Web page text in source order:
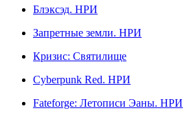
Блэксэд. НРИ
Запретные земли. НРИ
Кризис: Святилище
Сyberpunk Red. НРИ
Fateforge: Летописи Эаны. НРИ